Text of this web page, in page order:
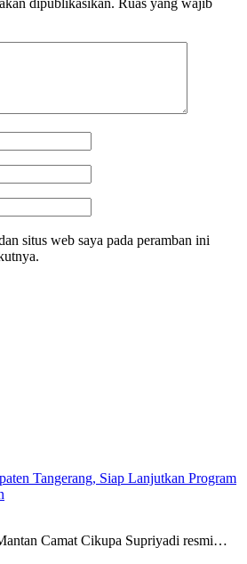
dipublikasikan. Ruas yang wajib
situs web saya pada peramban ini
Tangerang, Siap Lanjutkan Program
Camat Cikupa Supriyadi resmi…